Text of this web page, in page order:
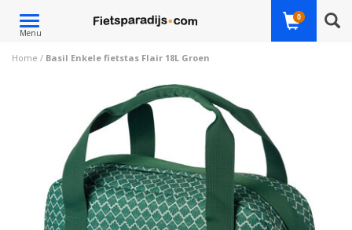
Toggle
navigation
Menu
0
Home / Basil Enkele fietstas Flair 18L Groen